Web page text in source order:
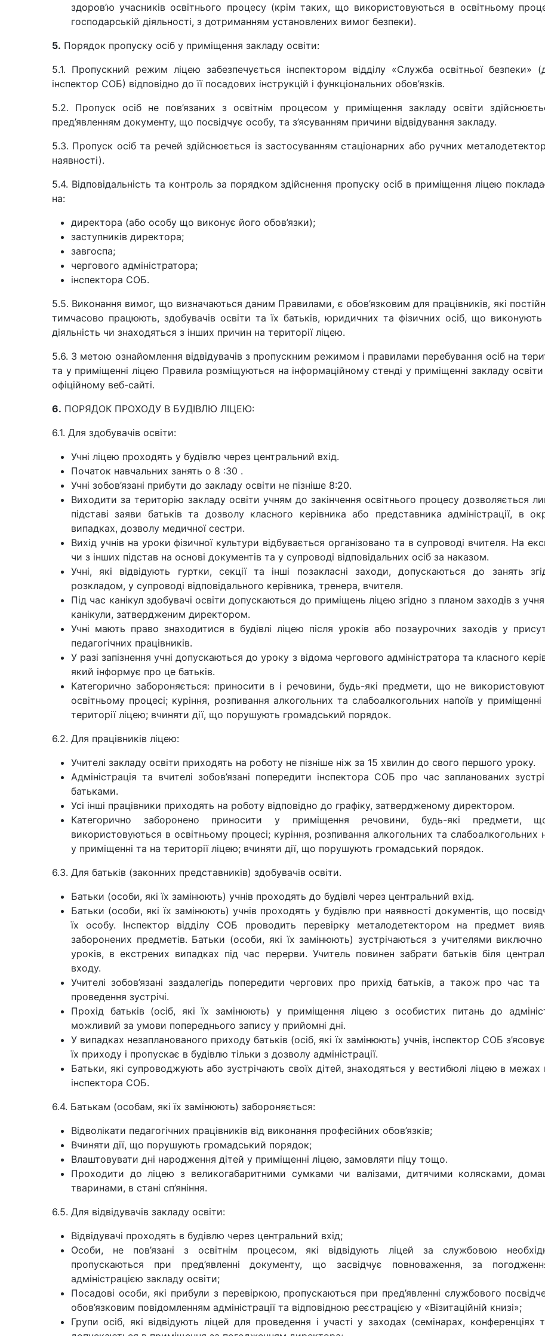
здоров’ю учасників освітнього процесу (крім таких, що використовуються в освітньому
господарській діяльності, з дотриманням установлених вимог безпеки).
5. Порядок пропуску осіб у приміщення закладу освіти:
5.1. Пропускний режим ліцею забезпечується інспектором відділу «Служба освітньої безпеки»
інспектор СОБ) відповідно до її посадових інструкцій і функціональних обов’язків.
5.2. Пропуск осіб не пов’язаних з освітнім процесом у приміщення закладу освіти
пред’явленням документу, що посвідчує особу, та з’ясуванням причини відвідування закладу.
5.3. Пропуск осіб та речей здійснюється із застосуванням стаціонарних або ручних
наявності).
5.4. Відповідальність та контроль за порядком здійснення пропуску осіб в приміщення ліцею
на:
директора (або особу що виконує його обов’язки);
заступників директора;
завгоспа;
чергового адміністратора;
інспектора СОБ.
5.5. Виконання вимог, що визначаються даним Правилами, є обов’язковим для працівників, які
тимчасово працюють, здобувачів освіти та їх батьків, юридичних та фізичних осіб, що
діяльність чи знаходяться з інших причин на території ліцею.
5.6. З метою ознайомлення відвідувачів з пропускним режимом і правилами перебування осіб на
та у приміщенні ліцею Правила розміщуються на інформаційному стенді у приміщенні закладу
офіційному веб-сайті.
6. ПОРЯДОК ПРОХОДУ В БУДІВЛЮ ЛІЦЕЮ:
6.1. Для здобувачів освіти:
Учні ліцею проходять у будівлю через центральний вхід.
Початок навчальних занять о 8 :30 .
Учні зобов’язані прибути до закладу освіти не пізніше 8:20.
Виходити за територію закладу освіти учням до закінчення освітнього процесу дозволяється
підставі заяви батьків та дозволу класного керівника або представника адміністрації, в
випадках, дозволу медичної сестри.
Вихід учнів на уроки фізичної культури відбувається організовано та в супроводі вчителя. На
чи з інших підстав на основі документів та у супроводі відповідальних осіб за наказом.
Учні, які відвідують гуртки, секції та інші позакласні заходи, допускаються до занять
розкладом, у супроводі відповідального керівника, тренера, вчителя.
Під час канікул здобувачі освіти допускаються до приміщень ліцею згідно з планом заходів з
канікули, затвердженим директором.
Учні мають право знаходитися в будівлі ліцею після уроків або позаурочних заходів у
педагогічних працівників.
У разі запізнення учні допускаються до уроку з відома чергового адміністратора та класного
який інформує про це батьків.
Категорично забороняється: приносити в і речовини, будь-які предмети, що не
освітньому процесі; куріння, розпивання алкогольних та слабоалкогольних напоїв у
території ліцею; вчиняти дії, що порушують громадський порядок.
6.2. Для працівників ліцею:
Учителі закладу освіти приходять на роботу не пізніше ніж за 15 хвилин до свого першого уроку.
Адміністрація та вчителі зобов’язані попередити інспектора СОБ про час запланованих
батьками.
Усі інші працівники приходять на роботу відповідно до графіку, затвердженому директором.
Категорично заборонено приносити у приміщення речовини, будь-які предмети,
використовуються в освітньому процесі; куріння, розпивання алкогольних та слабоалкогольних
у приміщенні та на території ліцею; вчиняти дії, що порушують громадський порядок.
6.3. Для батьків (законних представників) здобувачів освіти.
Батьки (особи, які їх замінюють) учнів проходять до будівлі через центральний вхід.
Батьки (особи, які їх замінюють) учнів проходять у будівлю при наявності документів, що
їх особу. Інспектор відділу СОБ проводить перевірку металодетектором на предмет
заборонених предметів. Батьки (особи, які їх замінюють) зустрічаються з учителями виключно
уроків, в екстрених випадках під час перерви. Учитель повинен забрати батьків біля
входу.
Учителі зобов’язані заздалегідь попередити чергових про прихід батьків, а також про час та
проведення зустрічі.
Прохід батьків (осіб, які їх замінюють) у приміщення ліцею з особистих питань до
можливий за умови попереднього запису у прийомні дні.
У випадках незапланованого приходу батьків (осіб, які їх замінюють) учнів, інспектор СОБ
їх приходу і пропускає в будівлю тільки з дозволу адміністрації.
Батьки, які супроводжують або зустрічають своїх дітей, знаходяться у вестибюлі ліцею в межах
інспектора СОБ.
6.4. Батькам (особам, які їх замінюють) забороняється:
Відволікати педагогічних працівників від виконання професійних обов’язків;
Вчиняти дії, що порушують громадський порядок;
Влаштовувати дні народження дітей у приміщенні ліцею, замовляти піцу тощо.
Проходити до ліцею з великогабаритними сумками чи валізами, дитячими колясками,
тваринами, в стані сп’яніння.
6.5. Для відвідувачів закладу освіти:
Відвідувачі проходять в будівлю через центральний вхід;
Особи, не пов’язані з освітнім процесом, які відвідують ліцей за службовою
пропускаються при пред’явленні документу, що засвідчує повноваження, за
адміністрацією закладу освіти;
Посадові особи, які прибули з перевіркою, пропускаються при пред’явленні службового
обов’язковим повідомленням адміністрації та відповідною реєстрацією у «Візитаційній книзі»;
Групи осіб, які відвідують ліцей для проведення і участі у заходах (семінарах, конференціях